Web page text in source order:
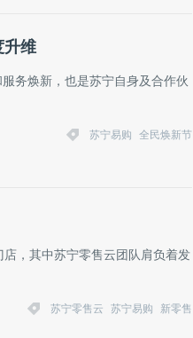
升维
务焕新，也是苏宁自身及合作伙
苏宁易购 全民焕新节
，其中苏宁零售云团队肩负着发
苏宁零售云 苏宁易购 新零售